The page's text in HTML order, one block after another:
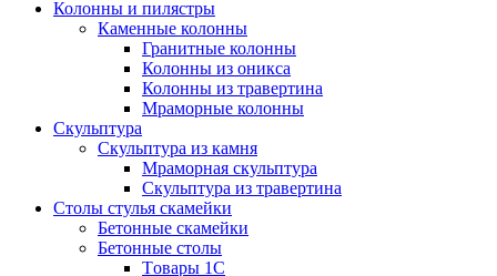
Колонны и пилястры
Каменные колонны
Гранитные колонны
Колонны из оникса
Колонны из травертина
Мраморные колонны
Скульптура
Скульптура из камня
Мраморная скульптура
Скульптура из травертина
Столы стулья скамейки
Бетонные скамейки
Бетонные столы
Tовары 1C